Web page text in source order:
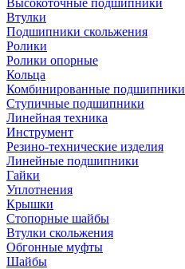
Втулки
Подшипники скольжения
Ролики
Ролики опорные
Кольца
Комбинированные подшипники
Ступичные подшипники
Линейная техника
Инструмент
Резино-технические изделия
Линейные подшипники
Гайки
Уплотнения
Крышки
Стопорные шайбы
Втулки скольжения
Обгонные муфты
Шайбы